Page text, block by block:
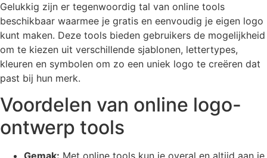
Gelukkig zijn er tegenwoordig tal van online tools
beschikbaar waarmee je gratis en eenvoudig je eigen logo
kunt maken. Deze tools bieden gebruikers de mogelijkheid
om te kiezen uit verschillende sjablonen, lettertypes,
kleuren en symbolen om zo een uniek logo te creëren dat
past bij hun merk.
Voordelen van online logo-
ontwerp tools